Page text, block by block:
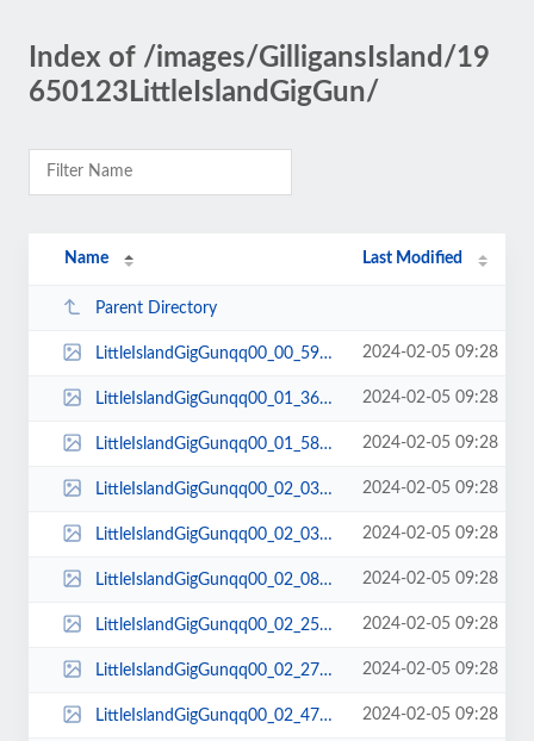
Index of /images/GilligansIsland/19
650123LittleIslandGigGun/
Name Last Modified
Parent Directory
LittleIslandGigGunqq00_00_59qq00001.jpg 2024-02-05 09:28
LittleIslandGigGunqq00_01_36qq00002.jpg 2024-02-05 09:28
LittleIslandGigGunqq00_01_58qq00003.jpg 2024-02-05 09:28
LittleIslandGigGunqq00_02_03qq00004.jpg 2024-02-05 09:28
LittleIslandGigGunqq00_02_03qq00005.jpg 2024-02-05 09:28
LittleIslandGigGunqq00_02_08qq00006.jpg 2024-02-05 09:28
LittleIslandGigGunqq00_02_25qq00007.jpg 2024-02-05 09:28
LittleIslandGigGunqq00_02_27qq00008.jpg 2024-02-05 09:28
LittleIslandGigGunqq00_02_47qq00009.jpg 2024-02-05 09:28